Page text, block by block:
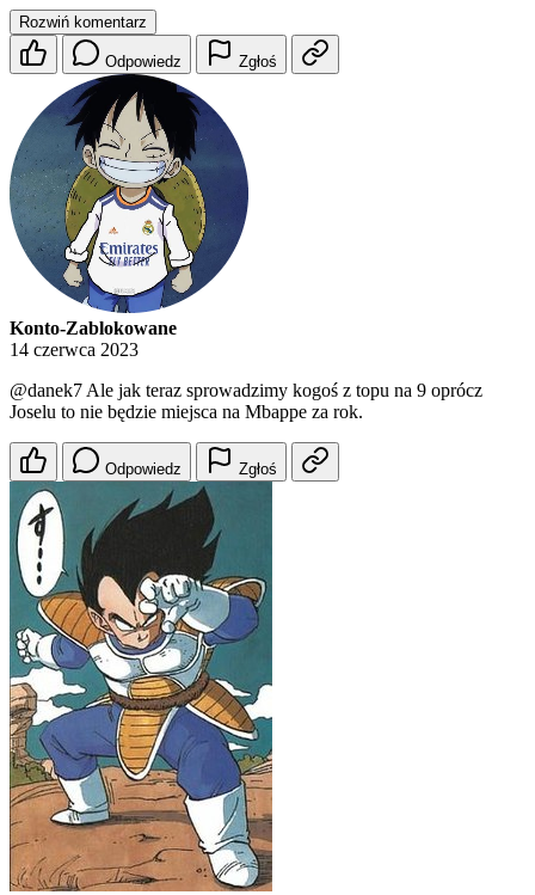
Rozwiń komentarz
Odpowiedz Zgłoś
Konto-Zablokowane
14 czerwca 2023
@danek7 Ale jak teraz sprowadzimy kogoś z topu na 9 oprócz
Joselu to nie będzie miejsca na Mbappe za rok.
Odpowiedz Zgłoś